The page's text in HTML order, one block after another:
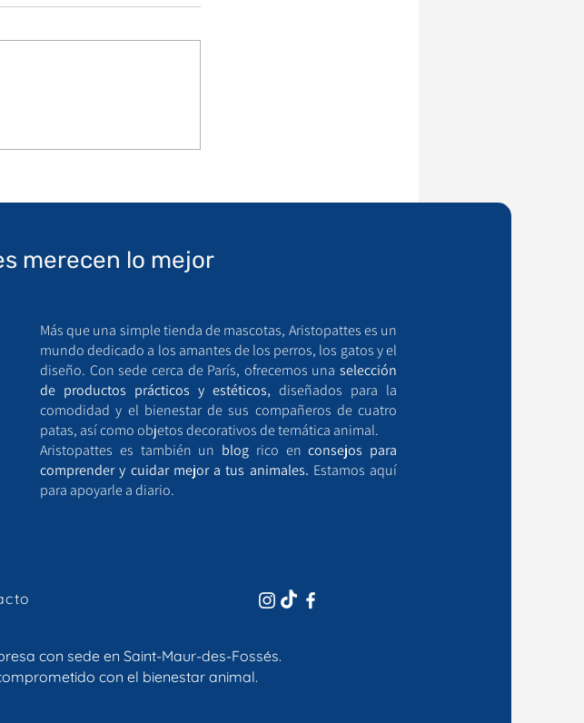
merecen lo mejor
Más que una simple tienda de mascotas, Aristopattes es un
mundo dedicado a los amantes de los perros, los gatos y el
diseño. Con sede cerca de París, ofrecemos una selección
de productos prácticos y estéticos, diseñados para la
comodidad y el bienestar de sus compañeros de cuatro
patas, así como objetos decorativos de temática animal.
Aristopattes es también un blog rico enconsejos para
comprender y cuidar mejor a tus animales. Estamos aquí
para apoyarle a diario.
con sede en Saint-Maur-des-Fossés.
con el bienestar animal.